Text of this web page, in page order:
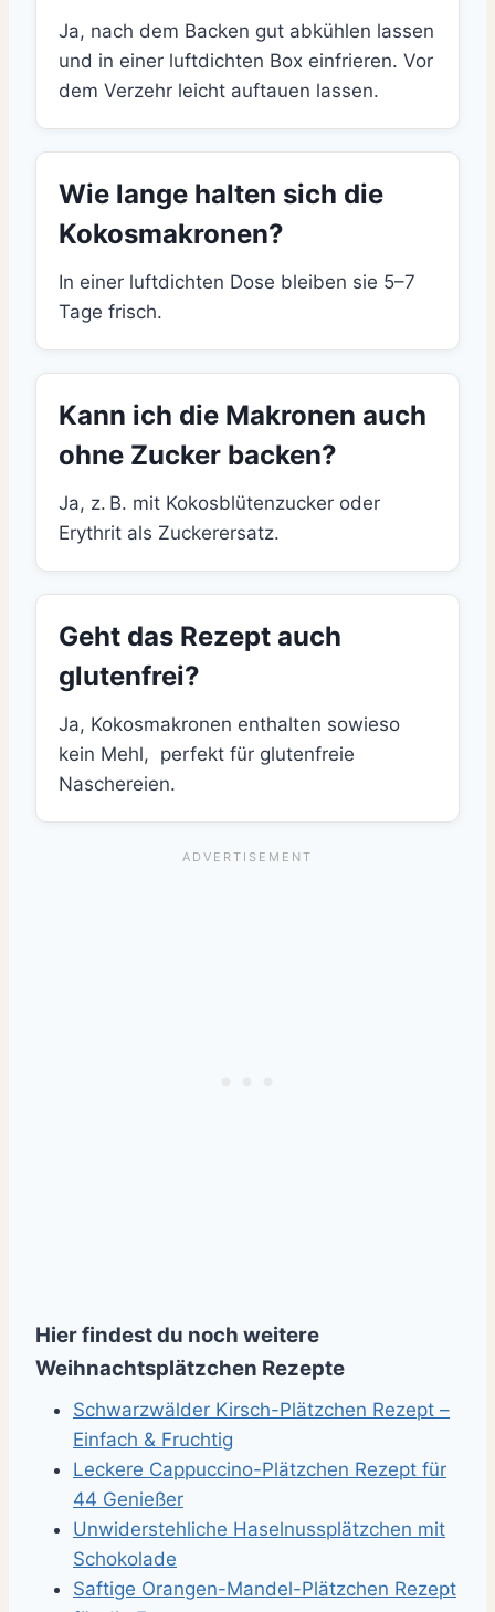
Ja, nach dem Backen gut abkühlen lassen
und in einer luftdichten Box einfrieren. Vor
dem Verzehr leicht auftauen lassen.
Wie lange halten sich die
Kokosmakronen?
In einer luftdichten Dose bleiben sie 5–7
Tage frisch.
Kann ich die Makronen auch
ohne Zucker backen?
Ja, z. B. mit Kokosblütenzucker oder
Erythrit als Zuckerersatz.
Geht das Rezept auch
glutenfrei?
Ja, Kokosmakronen enthalten sowieso
kein Mehl, perfekt für glutenfreie
Naschereien.
Hier findest du noch weitere
Weihnachtsplätzchen Rezepte
Schwarzwälder Kirsch-Plätzchen Rezept –
Einfach & Fruchtig
Leckere Cappuccino-Plätzchen Rezept für
44 Genießer
Unwiderstehliche Haselnussplätzchen mit
Schokolade
Saftige Orangen-Mandel-Plätzchen Rezept